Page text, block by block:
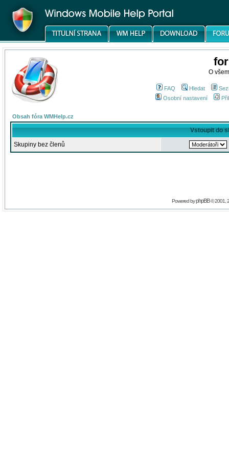
O
FAQ Hledat
Osobní nastavení
Obsah fóra WMHelp.cz
Vstoupit do
Skupiny bez členů
Powered byphpBB© 2001,